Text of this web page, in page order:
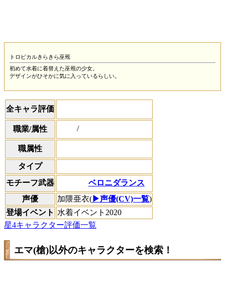
トロピカルきらきら巫覡
初めて水着に着替えた巫覡の少女。
デザインがひそかに気に入っているらしい。
全キャラ評価
職業/属性 /
職属性
タイプ
モチーフ武器
ベロニダランス
声優
加隈亜衣( ▶声優(CV)一覧)
登場イベント 水着イベント2020
星4キャラクター評価一覧
エマ(槍)以外のキャラクターを検索！